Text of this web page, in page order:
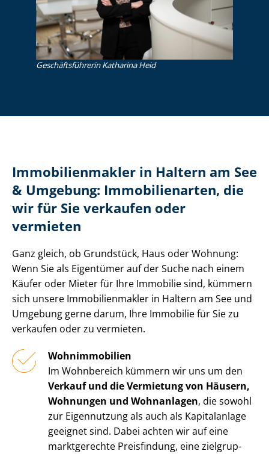
Ge­schäfts­füh­re­rin Katharina Heid
Im­mo­bi­li­en­mak­ler in Haltern am See
& Umgebung: Immobilienarten, die
wir für Sie verkaufen oder
vermieten
Ganz gleich, ob Grundstück, Haus oder Wohnung:
Wenn Sie als Eigentümer auf der Suche nach einem
Käufer oder Mieter für Ihre Immobilie sind, kümmern
sich unsere Im­mo­bi­li­en­mak­ler in Haltern am See und
Umgebung gerne darum, Ihre Immobilie für Sie zu
verkaufen oder zu vermieten.
Wohnimmobilien
Im Wohnbereich kümmern wir uns um den
Verkauf und die Vermietung von Häusern,
Wohnungen und Wohnanlagen, die sowohl
zur Eigennutzung als auch als Kapitalanlage
geeignet sind. Dabei achten wir auf eine
marktgerechte Preisfindung, eine ziel­grup­